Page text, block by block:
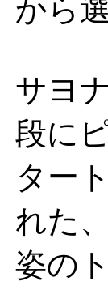
から
サヨ
段に
ター
れた
姿の